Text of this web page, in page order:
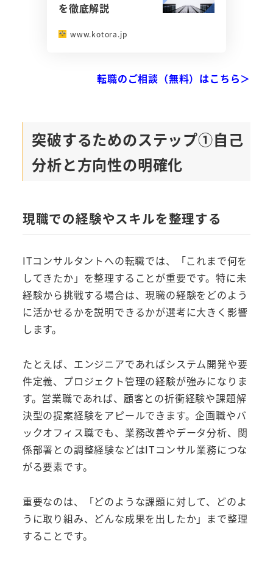
を徹底解説
www.kotora.jp
転職のご相談（無料）はこちら＞
突破するためのステップ①自己
分析と方向性の明確化
現職での経験やスキルを整理する
ITコンサルタントへの転職では、「これまで何を
してきたか」を整理することが重要です。特に未
経験から挑戦する場合は、現職の経験をどのよう
に活かせるかを説明できるかが選考に大きく影響
します。
たとえば、エンジニアであればシステム開発や要
件定義、プロジェクト管理の経験が強みになりま
す。営業職であれば、顧客との折衝経験や課題解
決型の提案経験をアピールできます。企画職やバ
ックオフィス職でも、業務改善やデータ分析、関
係部署との調整経験などはITコンサル業務につな
がる要素です。
重要なのは、「どのような課題に対して、どのよ
うに取り組み、どんな成果を出したか」まで整理
することです。